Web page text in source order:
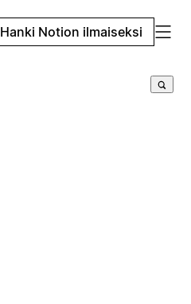
Hanki Notion ilmaiseksi